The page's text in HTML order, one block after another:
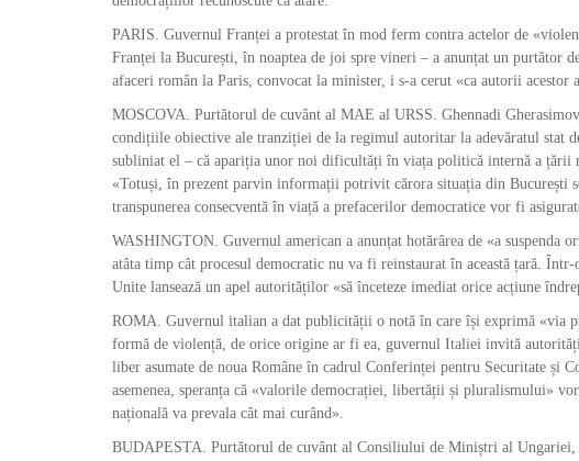
PARIS. Guvernul Franței a protestat în mod ferm contra actelor de
Franței la București, în noaptea de joi spre vineri – a anunțat un
afaceri român la Paris, convocat la minister, i s-a cerut «ca autorii acestor
MOSCOVA. Purtătorul de cuvânt al MAE al URSS. Ghennadi
condițiile obiective ale tranziției de la regimul autoritar la adevăratul stat
subliniat el – că apariția unor noi dificultăți în viața politică internă a țării
«Totuși, în prezent parvin informații potrivit cărora situația din București
transpunerea consecventă în viață a prefacerilor democratice vor fi
WASHINGTON. Guvernul american a anunțat hotărârea de «a suspenda
atâta timp cât procesul democratic nu va fi reinstaurat în această țară.
Unite lansează un apel autorităților «să înceteze imediat orice acțiune
ROMA. Guvernul italian a dat publicității o notă în care își exprimă «via
formă de violență, de orice origine ar fi ea, guvernul Italiei invită
liber asumate de noua Române în cadrul Conferinței pentru Securitate
asemenea, speranța că «valorile democrației, libertății și pluralismului»
națională va prevala cât mai curând».
BUDAPESTA. Purtătorul de cuvânt al Consiliului de Miniștri al Ungariei,